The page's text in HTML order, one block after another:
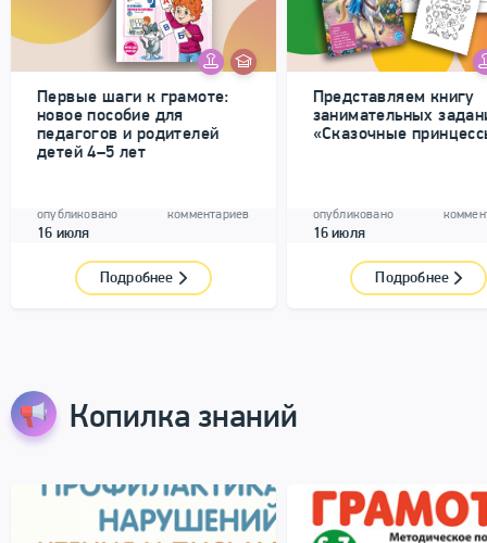
Первые шаги к грамоте:
новое пособие для
педагогов и родителей
детей 4–5 лет
опубликовано
16 июля
комментариев
Подробнее
Представляем книгу
занимательных
«Сказочные
опубликовано
16 июля
Подробнее
Копилка знаний